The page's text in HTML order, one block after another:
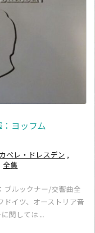
ヨッフム
ペレ・ドレスデン ,
全集
ブルックナー/交響曲全
ドイツ、オーストリア音
関しては ...